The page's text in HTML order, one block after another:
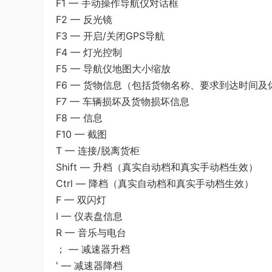
F1 — 手动操作导航仪对话框
F2 — 反光镜
F3 — 开启/关闭GPS导航
F4 — 灯光控制
F5 — 导航仪地图大小缩放
F6 — 货物信息（包括货物名称、要求到达时间及
F7 — 车辆损坏及货物损坏信息
F8 — 信息
F10 — 截图
T — 连接/脱离货柜
Shift — 升档（真实自动档和真实手动档生效）
Ctrl — 降档（真实自动档和真实手动档生效）
F — 双闪灯
I — 仪表盘信息
R — 音乐与电台
； — 减速器升档
' — 减速器降档